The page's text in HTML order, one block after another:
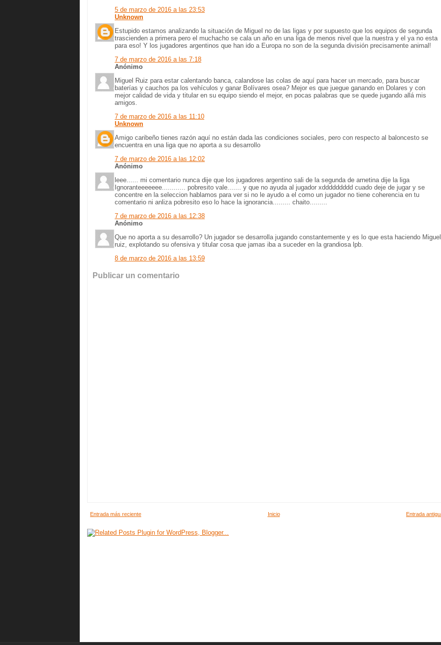
5 de marzo de 2016 a las 23:53
Unknown
Estupido estamos analizando la situación de Miguel no de las ligas y por supuesto que los equipos de segunda
trascienden a primera pero el muchacho se cala un año en una liga de menos nivel que la nuestra y el ya no esta
para eso! Y los jugadores argentinos que han ido a Europa no son de la segunda división precisamente animal!
7 de marzo de 2016 a las 7:18
Anónimo
Miguel Ruiz para estar calentando banca, calandose las colas de aquí para hacer un mercado, para buscar
baterías y cauchos pa los vehículos y ganar Bolívares osea? Mejor es que juegue ganando en Dolares y con
mejor calidad de vida y titular en su equipo siendo el mejor, en pocas palabras que se quede jugando allá mis
amigos.
7 de marzo de 2016 a las 11:10
Unknown
Amigo caribeño tienes razón aquí no están dada las condiciones sociales, pero con respecto al baloncesto se
encuentra en una liga que no aporta a su desarrollo
7 de marzo de 2016 a las 12:02
Anónimo
leee...... mi comentario nunca dije que los jugadores argentino sali de la segunda de arnetina dije la liga
Ignoranteeeeeee............ pobresito vale....... y que no ayuda al jugador xddddddddd cuado deje de jugar y se
concentre en la seleccion hablamos para ver si no le ayudo a el como un jugador no tiene coherencia en tu
comentario ni anliza pobresito eso lo hace la ignorancia......... chaito.........
7 de marzo de 2016 a las 12:38
Anónimo
Que no aporta a su desarrollo? Un jugador se desarrolla jugando constantemente y es lo que esta haciendo Miguel
ruiz, explotando su ofensiva y titular cosa que jamas iba a suceder en la grandiosa lpb.
8 de marzo de 2016 a las 13:59
Publicar un comentario
Entrada más reciente Entrada
Inicio